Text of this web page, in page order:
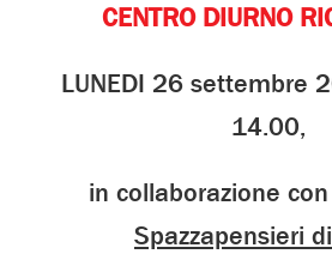
CENTRO DIURNO
LUNEDI 26 settembre
14.00,
in collaborazione
Spazzapensieri di